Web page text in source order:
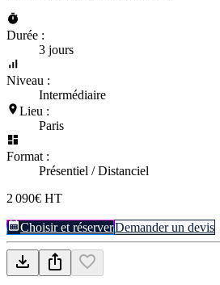
Durée :
3 jours
Niveau :
Intermédiaire
Lieu :
Paris
Format :
Présentiel / Distanciel
2 090€ HT
Choisir et réserverDemander un devis